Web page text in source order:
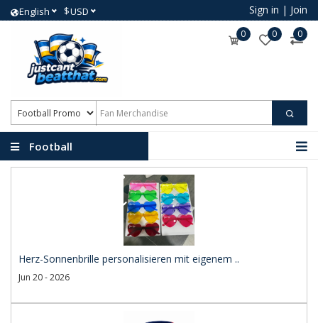
English $USD Sign in | Join
0 0 0
Football
Promotional Products
Herz-Sonnenbrille personalisieren mit eigenem ..
Jun 20 - 2026